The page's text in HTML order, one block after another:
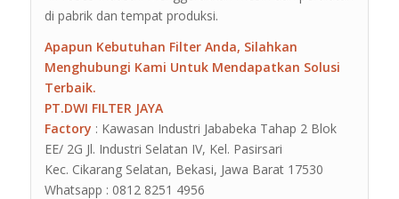
di pabrik dan tempat produksi.
Apapun Kebutuhan Filter Anda, Silahkan
Menghubungi Kami Untuk Mendapatkan Solusi
Terbaik.
PT.DWI FILTER JAYA
Factory : Kawasan Industri Jababeka Tahap 2 Blok
EE/ 2G Jl. Industri Selatan IV, Kel. Pasirsari
Kec. Cikarang Selatan, Bekasi, Jawa Barat 17530
Whatsapp : 0812 8251 4956